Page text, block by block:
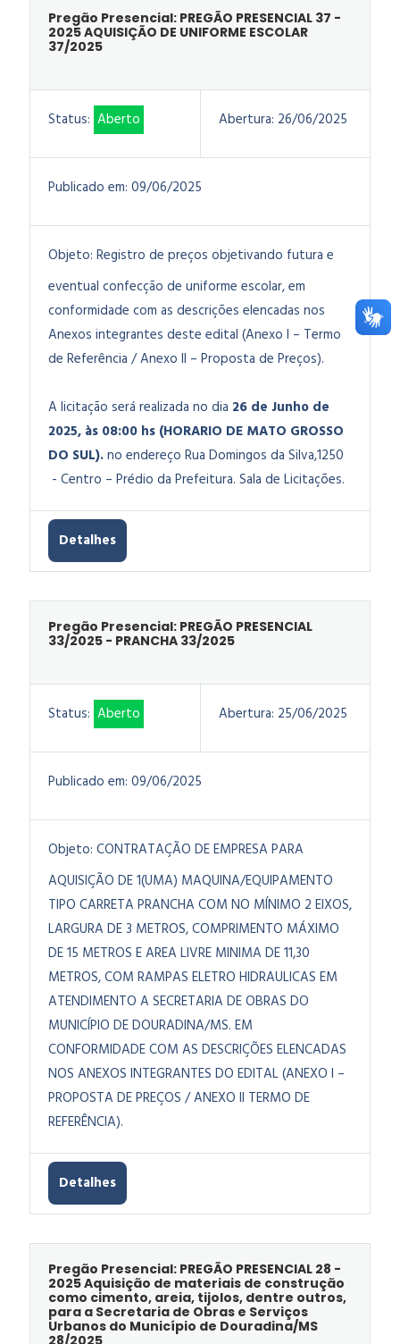
Pregão Presencial: PREGÃO PRESENCIAL 37 -
2025 AQUISIÇÃO DE UNIFORME ESCOLAR
37/2025
Status: Aberto Abertura: 26/06/2025
Publicado em: 09/06/2025
Objeto: Registro de preços objetivando futura e
eventual confecção de uniforme escolar, em
conformidade com as descrições elencadas nos
Anexos integrantes deste edital (Anexo I – Termo
de Referência / Anexo II – Proposta de Preços).
A licitação será realizada no dia 26 de Junho de
2025, às 08:00 hs (HORARIO DE MATO GROSSO
DO SUL).no endereço Rua Domingos da Silva,1250
- Centro – Prédio da Prefeitura. Sala de Licitações.
Detalhes
Pregão Presencial: PREGÃO PRESENCIAL
33/2025 - PRANCHA 33/2025
Status: Aberto Abertura: 25/06/2025
Publicado em: 09/06/2025
Objeto: CONTRATAÇÃO DE EMPRESA PARA
AQUISIÇÃO DE 1(UMA) MAQUINA/EQUIPAMENTO
TIPO CARRETA PRANCHA COM NO MÍNIMO 2 EIXOS,
LARGURA DE 3 METROS, COMPRIMENTO MÁXIMO
DE 15 METROS E AREA LIVRE MINIMA DE 11,30
METROS, COM RAMPAS ELETRO HIDRAULICAS EM
ATENDIMENTO A SECRETARIA DE OBRAS DO
MUNICÍPIO DE DOURADINA/MS. EM
CONFORMIDADE COM AS DESCRIÇÕES ELENCADAS
NOS ANEXOS INTEGRANTES DO EDITAL (ANEXO I –
PROPOSTA DE PREÇOS / ANEXO II TERMO DE
REFERÊNCIA).
Detalhes
Pregão Presencial: PREGÃO PRESENCIAL 28 -
2025 Aquisição de materiais de construção
como cimento, areia, tijolos, dentre outros,
para a Secretaria de Obras e Serviços
Urbanos do Município de Douradina/MS
28/2025